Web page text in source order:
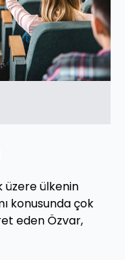
üzere ülkenin
konusunda çok
eden Özvar,